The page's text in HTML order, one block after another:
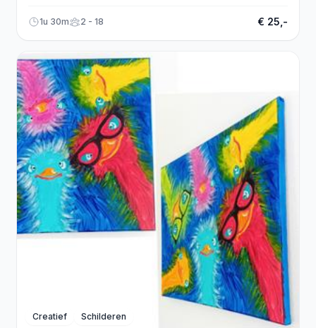
1u 30m 2 - 18 € 25,-
Creatief Schilderen